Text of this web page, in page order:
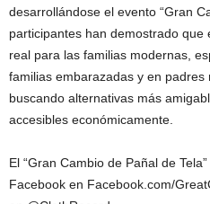
desarrollándose el evento “Gran
participantes han demostrado que
real para las familias modernas,
familias embarazadas y en
buscando alternativas más
accesibles económicamente.
El “Gran Cambio de Pañal de
Facebook en Facebook.com/